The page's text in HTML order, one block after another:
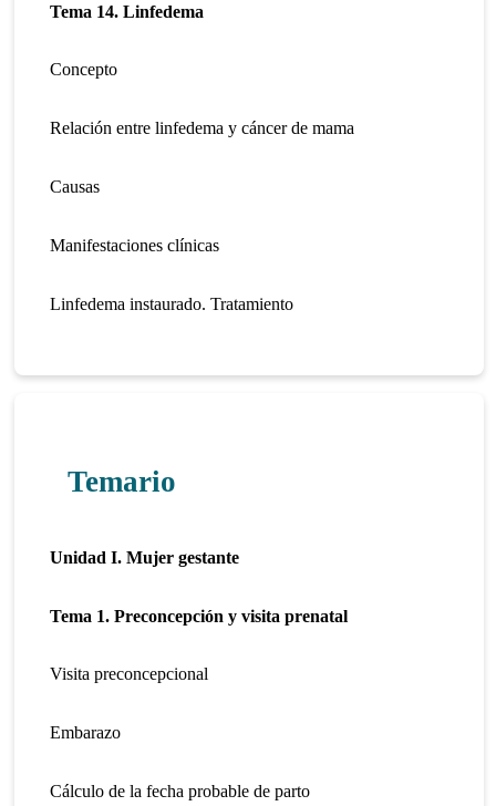
Tema 14. Linfedema
Concepto
Relación entre linfedema y cáncer de mama
Causas
Manifestaciones clínicas
Linfedema instaurado. Tratamiento
Temario
Unidad I. Mujer gestante
Tema 1. Preconcepción y visita prenatal
Visita preconcepcional
Embarazo
Cálculo de la fecha probable de parto